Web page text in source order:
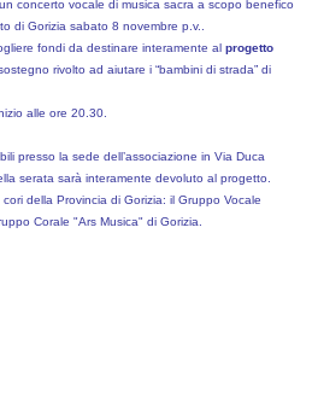
concerto vocale di musica sacra a scopo benefico
di Gorizia sabato 8 novembre p.v..
fondi da destinare interamente al progetto
rivolto ad aiutare i “bambini di strada” di
alle ore 20.30.
presso la sede dell’associazione in Via Duca
serata sarà interamente devoluto al progetto.
della Provincia di Gorizia: il Gruppo Vocale
Corale "Ars Musica" di Gorizia.